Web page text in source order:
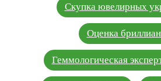
Скупка ювелирных
Оценка
Геммологическая